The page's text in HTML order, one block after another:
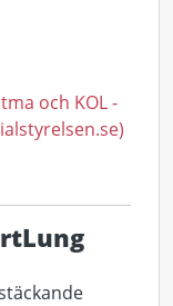
och KOL -